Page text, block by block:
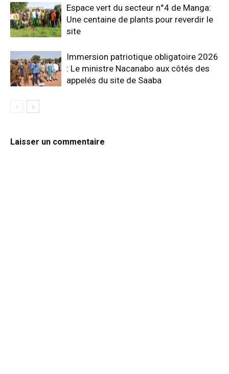
Espace vert du secteur n°4 de Manga:
Une centaine de plants pour reverdir le
site
Immersion patriotique obligatoire 2026
: Le ministre Nacanabo aux côtés des
appelés du site de Saaba
Laisser un commentaire